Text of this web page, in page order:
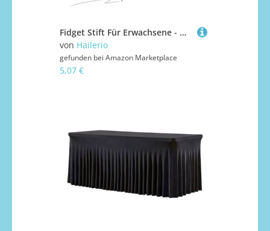
Fidget Stift Für Erwachsene - Holz Halloween Sensorik Drehstift,Sensorisches Spielzeug Für Kinder Unterwegs Reisen Warten Schule Bibliothek Hausaufgaben
von Hailerio
gefunden bei Amazon Marketplace
5,07 €